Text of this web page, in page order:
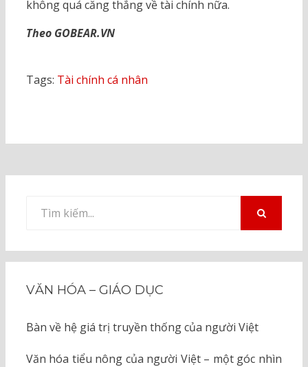
không quá căng thẳng về tài chính nữa.
Theo GOBEAR.VN
Tags: Tài chính cá nhân
kiếm
VĂN HÓA – GIÁO DỤC
Bàn về hệ giá trị truyền thống của người Việt
Văn hóa tiểu nông của người Việt – một góc nhìn